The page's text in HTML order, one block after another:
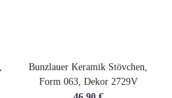
Bunzlauer Keramik Stövchen,
Form 063, Dekor 2729V